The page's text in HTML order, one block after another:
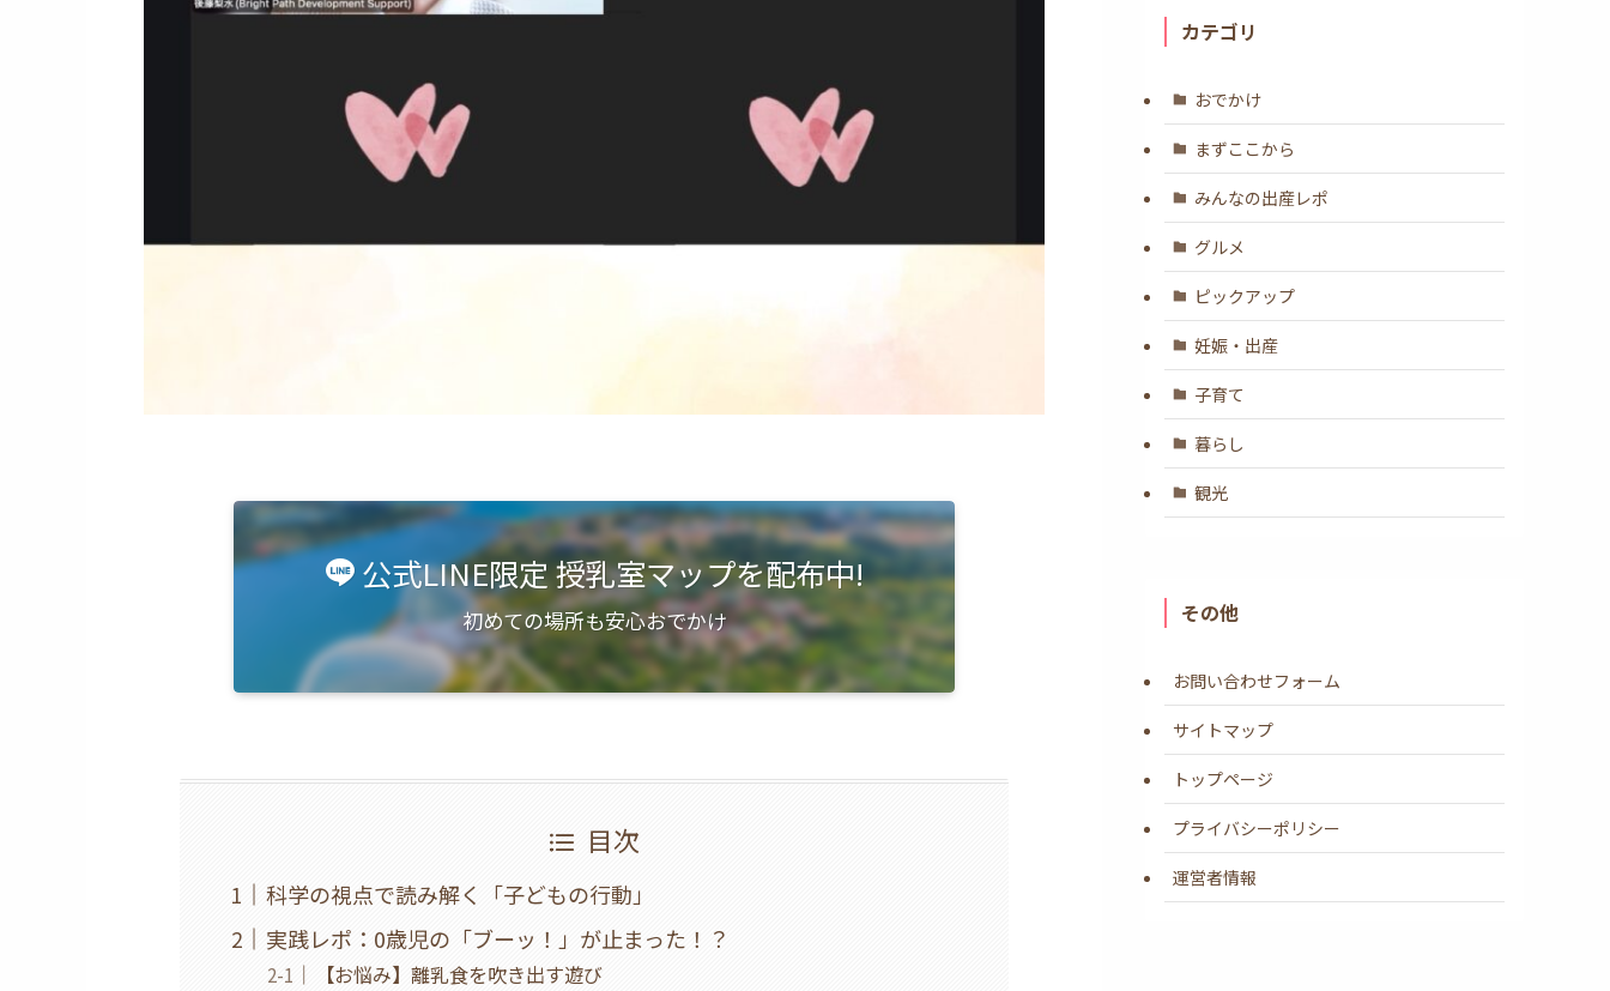
公式LINE限定 授乳室マップを配布中!
初めての場所も安心おでかけ
目次
科学の視点で読み解く「子どもの行動」
実践レポ：0歳児の「ブーッ！」が止まった！？
【お悩み】離乳食を吹き出す遊び
カテゴリ
おでかけ
まずここから
みんなの出産レポ
グルメ
ピックアップ
妊娠・出産
子育て
暮らし
観光
その他
お問い合わせフォーム
サイトマップ
トップページ
プライバシーポリシー
運営者情報